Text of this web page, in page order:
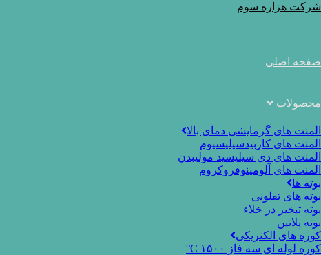
Skip
شرکت هزاره سوم
صفحه اصلی
محصولات
المنت های گرمایشی دمای بالا
المنت های کاربیدسیلیسیوم
المنت های دی سیلیسید مولیبدن
المنت های آلومینوفروکروم
بوته ها
بوته های تفلونی
بوته تبخیر در خلاء
بوته پلاتین
کوره های الکتریکی
کوره لوله ای سه فاز ۱۵۰۰ C°